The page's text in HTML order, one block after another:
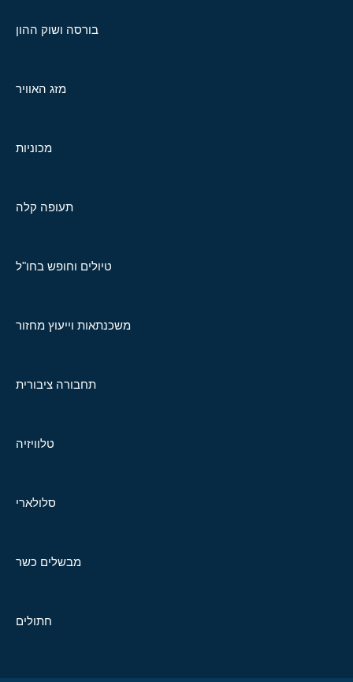
בורסה ושוק ההון
מזג האוויר
מכוניות
תעופה קלה
טיולים וחופש בחו"ל
משכנתאות וייעוץ מחזור
תחבורה ציבורית
טלוויזיה
סלולארי
מבשלים כשר
חתולים